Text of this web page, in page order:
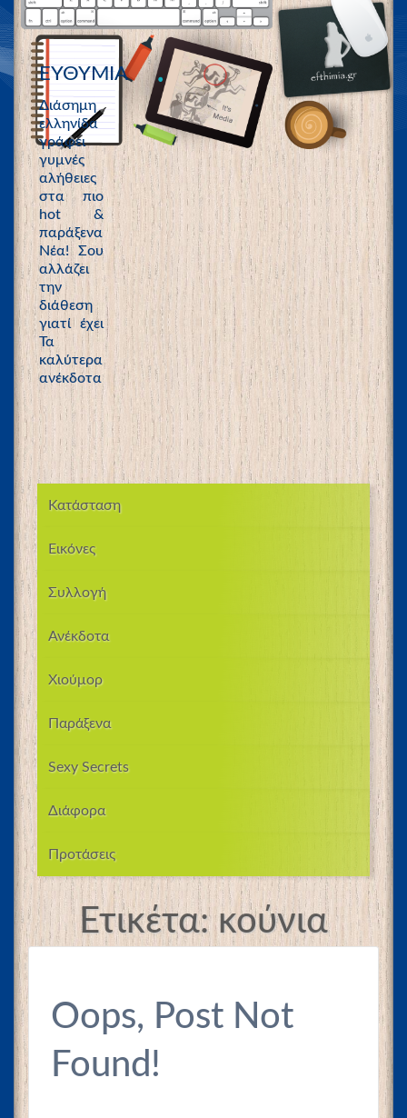
ΕΥΘΥΜΙΑ
Διάσημη
ελληνίδα
γράφει
γυμνές
αλήθειες
στα πιο
hot &
παράξενα
Νέα! Σου
αλλάζει
την
διάθεση
γιατί έχει
Τα
καλύτερα
ανέκδοτα
Κατάσταση
Εικόνες
Συλλογή
Ανέκδοτα
Χιούμορ
Παράξενα
Sexy Secrets
Διάφορα
Προτάσεις
Ετικέτα:κούνια
Oops, Post Not
Found!